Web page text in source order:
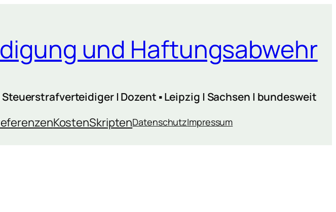
und Haftungsabwehr
| Dozent ▪ Leipzig | Sachsen | bundesweit
KostenSkriptenDatenschutzImpressum